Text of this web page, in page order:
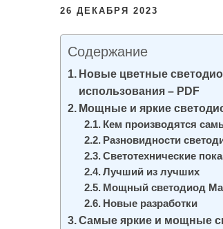
26 ДЕКАБРЯ 2023
Содержание
Новые цветные
использования – PDF
Мощные и яркие
Кем производятся
Разновидности
Светотехнические
Лучший из лучших
Мощный светодиод
Новые разработки
Самые яркие и мощные